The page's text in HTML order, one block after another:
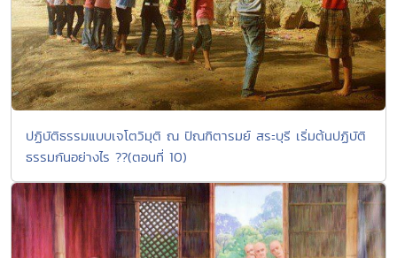
ปฏิบัติธรรมแบบเจโตวิมุติ ณ ปัณฑิตารมย์ สระบุรี เริ่มต้นปฏิบัติ
ธรรมกันอย่างไร ??(ตอนที่ 10)